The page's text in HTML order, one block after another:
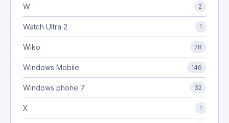
W 2
Watch Ultra 2 1
Wiko 28
Windows Mobile 146
Windows phone 7 32
X 1